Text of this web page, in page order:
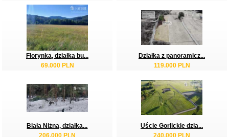
Florynka, działka bu...
69.000 PLN
Działka z panoramicz...
119.000 PLN
Biała Niżna, działka...
Uście Gorlickie dzia...